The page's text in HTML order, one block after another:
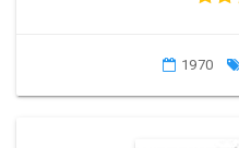
1970